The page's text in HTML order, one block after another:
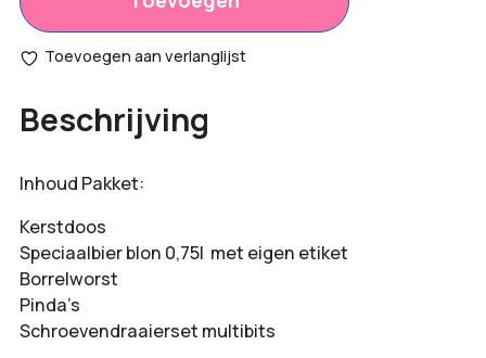
aantal
Toevoegen aan verlanglijst
Beschrijving
Inhoud Pakket:
Kerstdoos
Speciaalbier blon 0,75l met eigen etiket
Borrelworst
Pinda’s
Schroevendraaierset multibits